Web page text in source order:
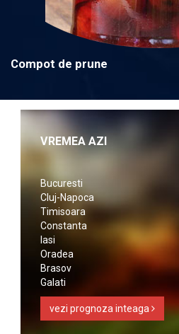
Compot de prune
VREMEA AZI
Bucuresti
Cluj-Napoca
Timisoara
Constanta
Iasi
Oradea
Brasov
Galati
vezi prognoza inteaga